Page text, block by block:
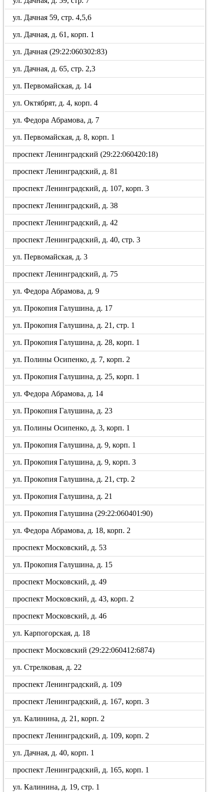
ул. Дачная 59, стр. 4,5,6
ул. Дачная, д. 61, корп. 1
ул. Дачная (29:22:060302:83)
ул. Дачная, д. 65, стр. 2,3
ул. Первомайская, д. 14
ул. Октябрят, д. 4, корп. 4
ул. Федора Абрамова, д. 7
ул. Первомайская, д. 8, корп. 1
проспект Ленинградский (29:22:060420:18)
проспект Ленинградский, д. 81
проспект Ленинградский, д. 107, корп. 3
проспект Ленинградский, д. 38
проспект Ленинградский, д. 42
проспект Ленинградский, д. 40, стр. 3
ул. Первомайская, д. 3
проспект Ленинградский, д. 75
ул. Федора Абрамова, д. 9
ул. Прокопия Галушина, д. 17
ул. Прокопия Галушина, д. 21, стр. 1
ул. Прокопия Галушина, д. 28, корп. 1
ул. Полины Осипенко, д. 7, корп. 2
ул. Прокопия Галушина, д. 25, корп. 1
ул. Федора Абрамова, д. 14
ул. Прокопия Галушина, д. 23
ул. Полины Осипенко, д. 3, корп. 1
ул. Прокопия Галушина, д. 9, корп. 1
ул. Прокопия Галушина, д. 9, корп. 3
ул. Прокопия Галушина, д. 21, стр. 2
ул. Прокопия Галушина, д. 21
ул. Прокопия Галушина (29:22:060401:90)
ул. Федора Абрамова, д. 18, корп. 2
проспект Московский, д. 53
ул. Прокопия Галушина, д. 15
проспект Московский, д. 49
проспект Московский, д. 43, корп. 2
проспект Московский, д. 46
ул. Карпогорская, д. 18
проспект Московский (29:22:060412:6874)
ул. Стрелковая, д. 22
проспект Ленинградский, д. 109
проспект Ленинградский, д. 167, корп. 3
ул. Калинина, д. 21, корп. 2
проспект Ленинградский, д. 109, корп. 2
ул. Дачная, д. 40, корп. 1
проспект Ленинградский, д. 165, корп. 1
ул. Калинина, д. 19, стр. 1